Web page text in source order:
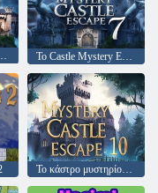
διαφεύγει 6 Το Castle Mystery Escape 7
Το κάστρο μυστηρίου διαφεύγει 10